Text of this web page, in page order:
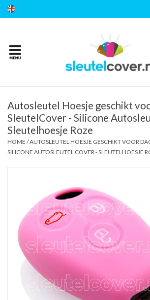
Home
Accessoires
Veelgestelde vragen
Autosleutel Hoesje geschikt
SleutelCover - Silicone
Sleutelhoesje Roze
HOME /AUTOSLEUTEL HOESJE GESCHIKT VOOR
SILICONE AUTOSLEUTEL COVER - SLEUTELHOESJE